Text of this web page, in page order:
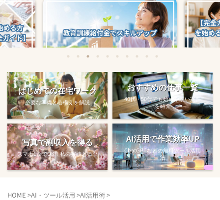
る方法
教育訓練給付金で賢くスキルアップする
方法【主婦でも使え...
【完全ガ
はじめての在宅ワーク
必要な準備と心構えを解説
おすすめの仕事一覧
40代・50代でも始めやすい案件
を紹介
写真で副収入を得る
スマホ1つでOK！私の実績とコツ
AI活用で作業効率UP
ChatGPTなどの無料ツール活用
法
HOME >AI・ツール活用 >AI活用術>